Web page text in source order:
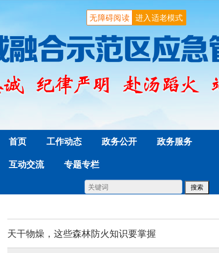
进入适老模式
无障碍阅读
首页 工作动态 政务公开 政务服务
互动交流 专题专栏
天干物燥，这些森林防火知识要掌握